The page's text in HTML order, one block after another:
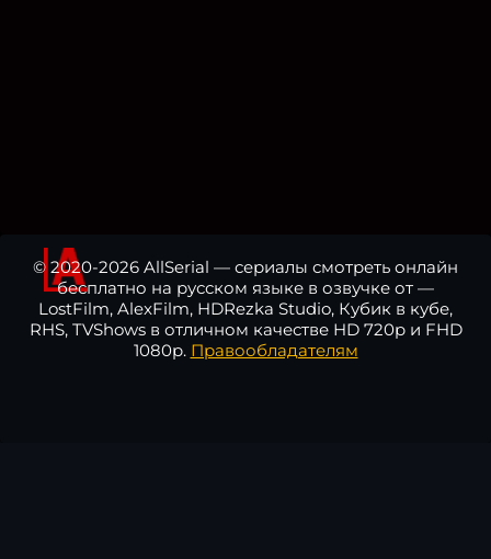
© 2020-2026 AllSerial — сериалы смотреть онлайн
бесплатно на русском языке в озвучке от —
LostFilm, AlexFilm, HDRezka Studio, Кубик в кубе,
RHS, TVShows в отличном качестве HD 720p и FHD
1080p. Правообладателям